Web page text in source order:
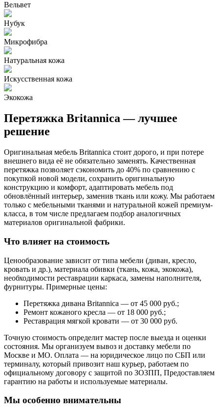
Вельвет
Нубук
Микрофибра
Натуральная кожа
Искусственная кожа
Экокожа
Перетяжка Britannica — лучшее
решение
Оригинальная мебель Britannica стоит дорого, и при потере
внешнего вида её не обязательно заменять. Качественная
перетяжка позволяет сэкономить до 40% по сравнению с
покупкой новой модели, сохранить оригинальную
конструкцию и комфорт, адаптировать мебель под
обновлённый интерьер, заменив ткань или кожу. Мы работаем
только с мебельными тканями и натуральной кожей премиум-
класса, в том числе предлагаем подбор аналогичных
материалов оригинальной фабрики.
Что влияет на стоимость
Ценообразование зависит от типа мебели (диван, кресло,
кровать и др.), материала обивки (ткань, кожа, экокожа),
необходимости реставрации каркаса, замены наполнителя,
фурнитуры. Примерные цены:
Перетяжка дивана Britannica — от 45 000 руб.;
Ремонт кожаного кресла — от 18 000 руб.;
Реставрация мягкой кровати — от 30 000 руб.
Точную стоимость определит мастер после выезда и оценки
состояния. Мы организуем вывоз и доставку мебели по
Москве и МО. Оплата — на юридическое лицо по СБП или
терминалу, который привозит наш курьер, работаем по
официальному договору с защитой по ЗОЗПП, Предоставляем
гарантию на работы и используемые материалы.
Мы особенно внимательны